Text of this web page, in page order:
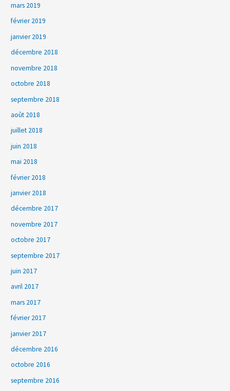
mars 2019
février 2019
janvier 2019
décembre 2018
novembre 2018
octobre 2018
septembre 2018
août 2018
juillet 2018
juin 2018
mai 2018
février 2018
janvier 2018
décembre 2017
novembre 2017
octobre 2017
septembre 2017
juin 2017
avril 2017
mars 2017
février 2017
janvier 2017
décembre 2016
octobre 2016
septembre 2016